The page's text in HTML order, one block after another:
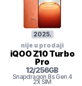
2025.
nije u prodaji
iQOO Z10 Turbo
Pro
12/256GB
Snapdragon 8s Gen 4
2x SIM